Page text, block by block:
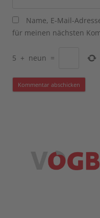
Name, E-Mail-
für meinen nächsten
5 + neun =